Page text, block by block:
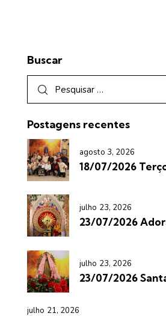
Buscar
Postagens recentes
agosto 3, 2026
18/07/2026
julho 23, 2026
23/07/2026
julho 23, 2026
23/07/2026
julho 21, 2026